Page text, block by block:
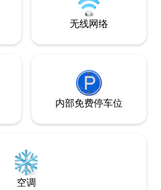
无线网络
内部免费停车位
空调